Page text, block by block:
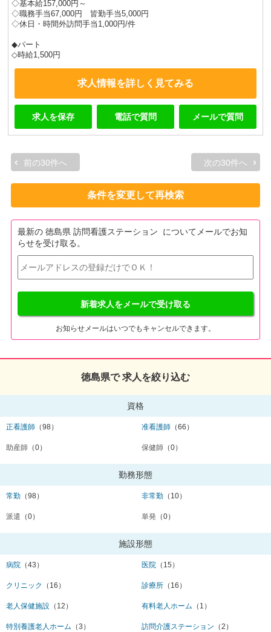
◇基本給157,000円～
◇職務手当67,000円 皆勤手当5,000円
◇休日・時間外訪問手当1,000円/件
◆パート
◇時給1,500円
求人情報を詳しく見てみる
求人を保存 電話で質問 メールで質問
前の30件へ 次の30件へ
条件を変更して再検索
最新の 徳島県 訪問看護ステーション についてメールでお知
らせを受け取る。
新着求人をメールで受け取る
お知らせメールはいつでもキャンセルできます。
徳島県で 求人を絞り込む
資格
正看護師 （98） 准看護師 （66）
助産師 （0） 保健師 （0）
勤務形態
常勤 （98） 非常勤 （10）
派遣 （0） 単発 （0）
施設形態
病院 （43） 医院 （15）
クリニック （16） 診療所 （16）
老人保健施設 （12） 有料老人ホーム （1）
特別養護老人ホーム （3） 訪問介護ステーション （2）